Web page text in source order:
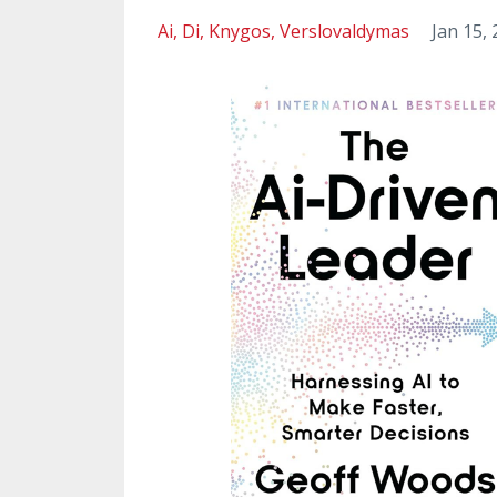
Ai Di Knygos Verslovaldymas Jan 15,